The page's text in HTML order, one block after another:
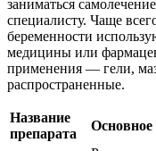
заниматься
специалисту. Чаще
беременности
медицины или
применения — гели,
распространенные.
Название
препарата
Основное